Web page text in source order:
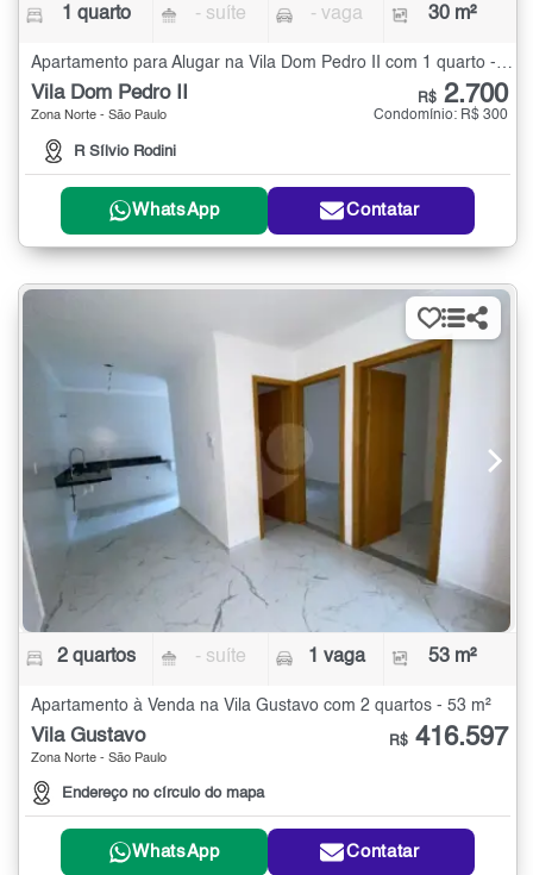
1 quarto - suíte - vaga 30 m²
Apartamento para Alugar na Vila Dom Pedro II com 1 quarto - 30 m²
Vila Dom Pedro II
Zona Norte - São Paulo
R Sílvio Rodini
R$ 2.700
Condomínio: R$ 300
WhatsApp Contatar
2 quartos - suíte 1 vaga 53 m²
Apartamento à Venda na Vila Gustavo com 2 quartos - 53 m²
Vila Gustavo
Zona Norte - São Paulo
Endereço no círculo do mapa
R$ 416.597
WhatsApp Contatar